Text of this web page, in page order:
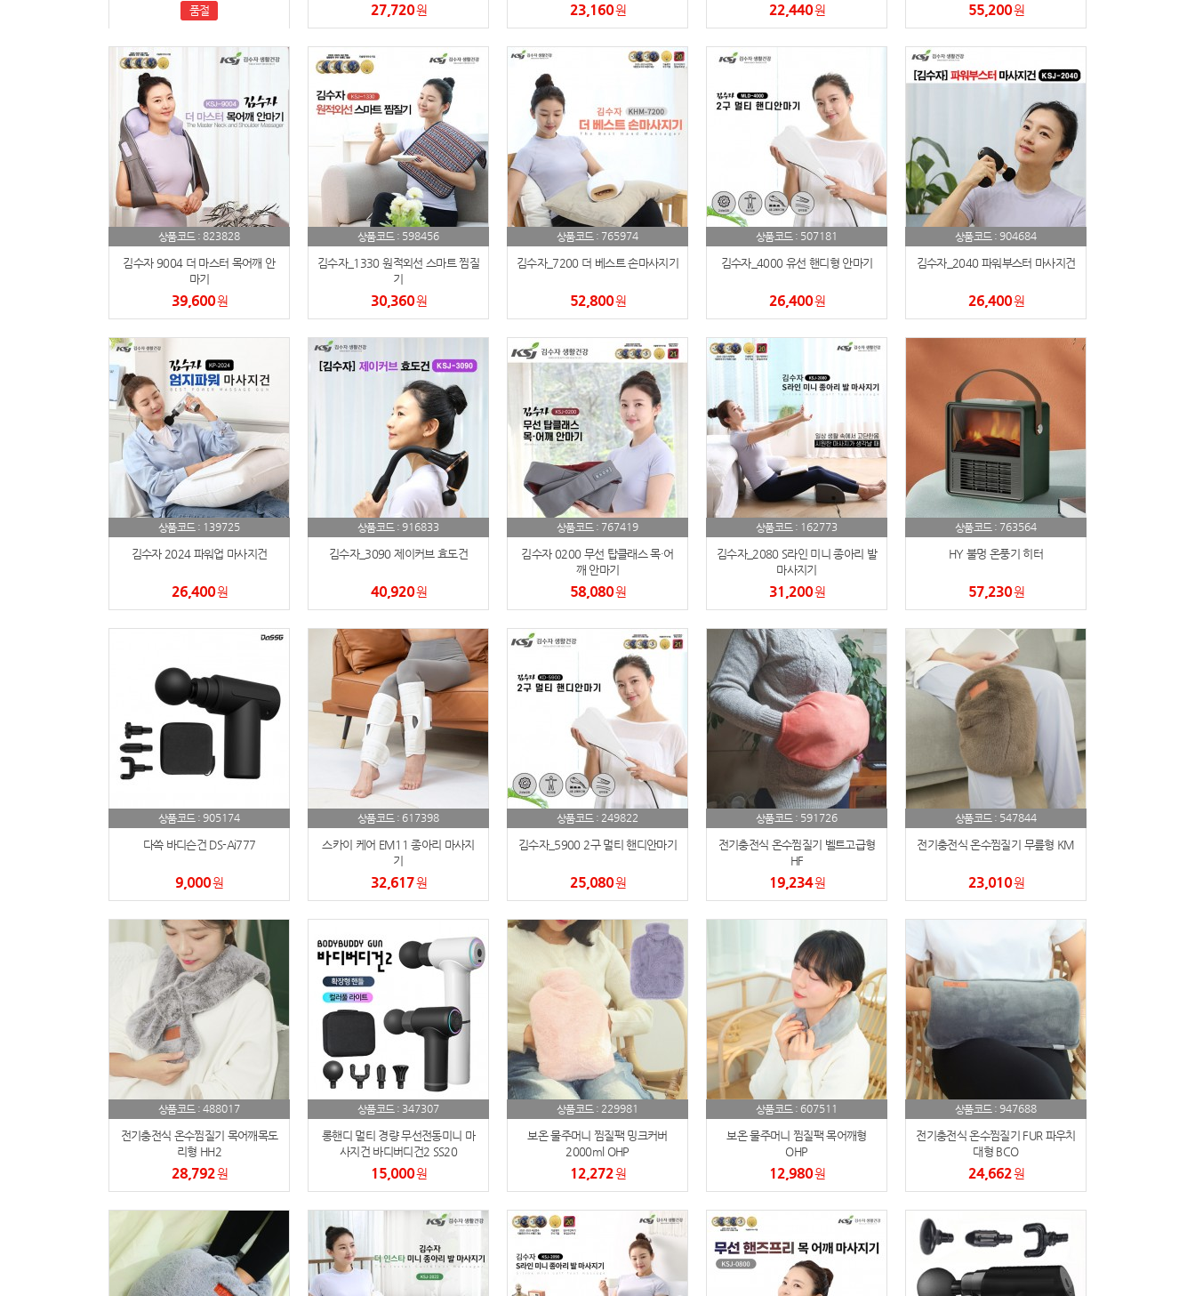
노트
19 스테들러
20 구급
21 물티슈
22 티슈
23 손톱
손톱깍이
26 보냉
27 AP-100052
28 AP-100150
29 AP-100084
품절
27,720원 23,160원 22,440원 55,200원
상품코드 : 823828
김수자 9004 더 마스터 목어깨 안
마기
39,600원
상품코드 : 598456
김수자_1330 원적외선 스마트 찜질
기
30,360원
상품코드 : 765974
김수자_7200 더 베스트 손마사지기
52,800원
상품코드 : 507181
김수자_4000 유선 핸디형 안마기
26,400원
상품코드 : 904684
김수자_2040 파워부스터 마사지건
26,400원
상품코드 : 139725
김수자 2024 파워업 마사지건
26,400원
상품코드 : 916833
김수자_3090 제이커브 효도건
40,920원
상품코드 : 767419
김수자 0200 무선 탑클래스 목·어
깨 안마기
58,080원
상품코드 : 162773
김수자_2080 S라인 미니 종아리 발
마사지기
31,200원
상품코드 : 763564
HY 불멍 온풍기 히터
57,230원
상품코드 : 905174
다쓱 바디슨건 DS-Ai777
9,000원
상품코드 : 617398
스카이 케어 EM11 종아리 마사지
기
32,617원
상품코드 : 249822
김수자_5900 2구 멀티 핸디안마기
25,080원
상품코드 : 591726
전기충전식 온수찜질기 벨트고급형
HF
19,234원
상품코드 : 547844
전기충전식 온수찜질기 무릎형 KM
23,010원
상품코드 : 488017
전기충전식 온수찜질기 목어깨목도
리형 HH2
28,792원
상품코드 : 347307
롱핸디 멀티 경량 무선전동미니 마
사지건 바디버디건2 SS20
15,000원
상품코드 : 229981
보온 물주머니 찜질팩 밍크커버
2000ml OHP
12,272원
상품코드 : 607511
보온 물주머니 찜질팩 목어깨형
OHP
12,980원
상품코드 : 947688
전기충전식 온수찜질기 FUR 파우치
대형 BCO
24,662원